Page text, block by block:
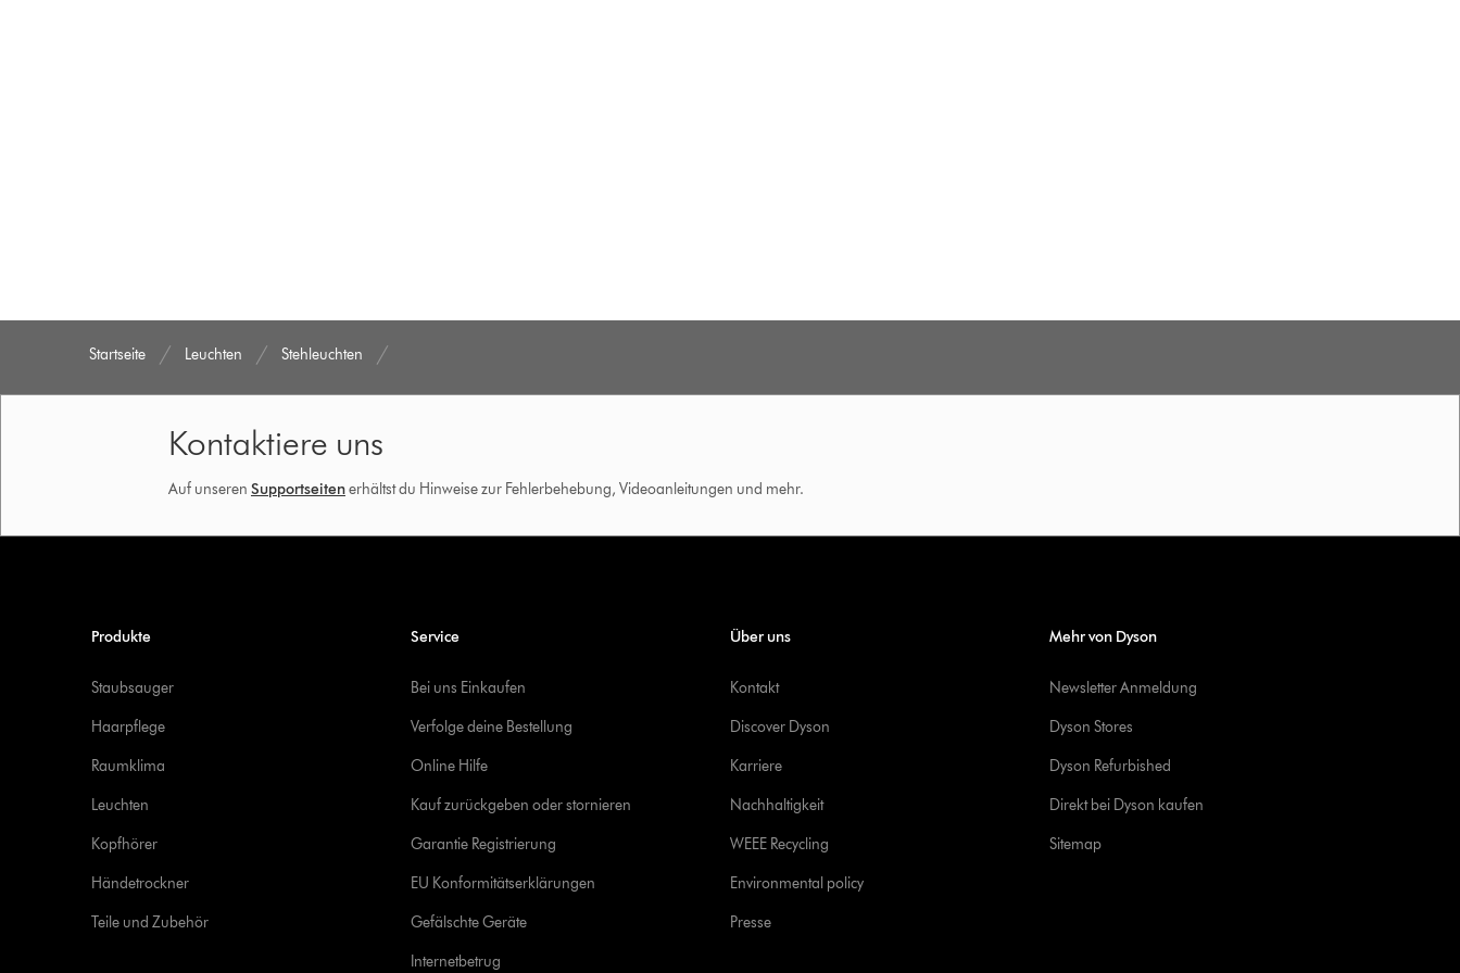
Startseite Leuchten Stehleuchten
Kontaktiere uns
Auf unseren Supportseitenerhältst du Hinweise zur Fehlerbehebung, Videoanleitungen und mehr.
Produkte
Staubsauger
Haarpflege
Raumklima
Leuchten
Kopfhörer
Händetrockner
Teile und Zubehör
Service
Bei uns Einkaufen
Verfolge deine Bestellung
Online Hilfe
Kauf zurückgeben oder stornieren
Garantie Registrierung
EU Konformitätserklärungen
Gefälschte Geräte
Internetbetrug
Über uns
Kontakt
Discover Dyson
Karriere
Nachhaltigkeit
WEEE Recycling
Environmental policy
Presse
Mehr von Dyson
Newsletter Anmeldung
Dyson Stores
Dyson Refurbished
Direkt bei Dyson kaufen
Sitemap